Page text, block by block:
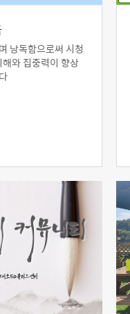
낭독함으로써 시청
와 집중력이 향상